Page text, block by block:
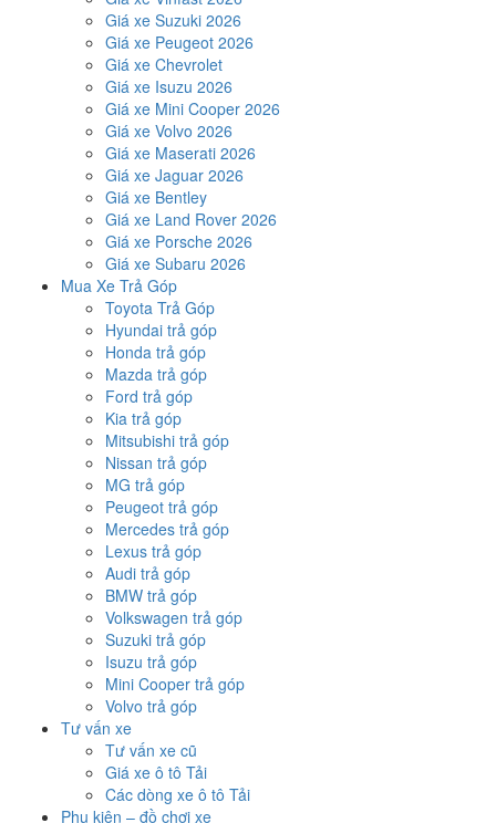
Giá xe Suzuki 2026
Giá xe Peugeot 2026
Giá xe Chevrolet
Giá xe Isuzu 2026
Giá xe Mini Cooper 2026
Giá xe Volvo 2026
Giá xe Maserati 2026
Giá xe Jaguar 2026
Giá xe Bentley
Giá xe Land Rover 2026
Giá xe Porsche 2026
Giá xe Subaru 2026
Mua Xe Trả Góp
Toyota Trả Góp
Hyundai trả góp
Honda trả góp
Mazda trả góp
Ford trả góp
Kia trả góp
Mitsubishi trả góp
Nissan trả góp
MG trả góp
Peugeot trả góp
Mercedes trả góp
Lexus trả góp
Audi trả góp
BMW trả góp
Volkswagen trả góp
Suzuki trả góp
Isuzu trả góp
Mini Cooper trả góp
Volvo trả góp
Tư vấn xe
Tư vấn xe cũ
Giá xe ô tô Tải
Các dòng xe ô tô Tải
Phụ kiện – đồ chơi xe